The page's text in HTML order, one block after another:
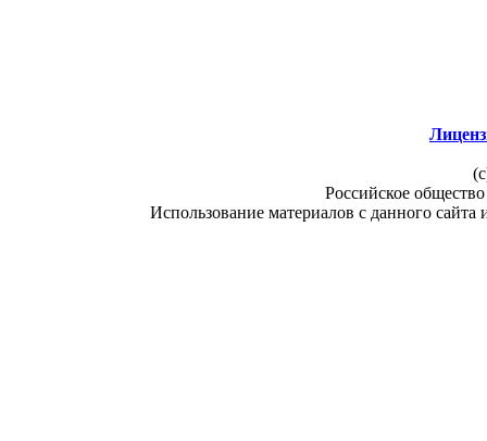
Российское
Использование материалов с данного